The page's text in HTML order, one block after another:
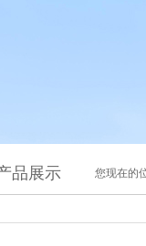
品展示 您现在的